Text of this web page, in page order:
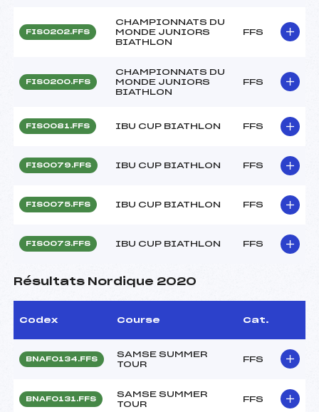
FIS0202.FFS
CHAMPIONNATS DU
MONDE JUNIORS
BIATHLON
FFS
FIS0200.FFS
CHAMPIONNATS DU
MONDE JUNIORS
BIATHLON
FFS
FIS0081.FFS IBU CUP BIATHLON FFS
FIS0079.FFS IBU CUP BIATHLON FFS
FIS0075.FFS IBU CUP BIATHLON FFS
FIS0073.FFS IBU CUP BIATHLON FFS
Résultats Nordique 2020
Codex Course Cat.
BNAF0134.FFS
SAMSE SUMMER
TOUR
FFS
BNAF0131.FFS
SAMSE SUMMER
TOUR
FFS